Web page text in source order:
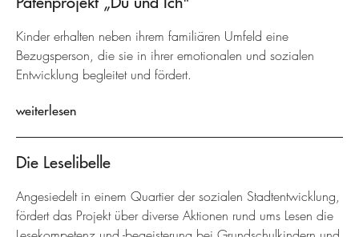
Kinder erhalten neben ihrem familiären Umfeld eine
Bezugsperson, die sie in ihrer emotionalen und sozialen
Entwicklung begleitet und fördert.
weiterlesen
Die Leselibelle
Angesiedelt in einem Quartier der sozialen Stadtentwicklung,
fördert das Projekt über diverse Aktionen rund ums Lesen die